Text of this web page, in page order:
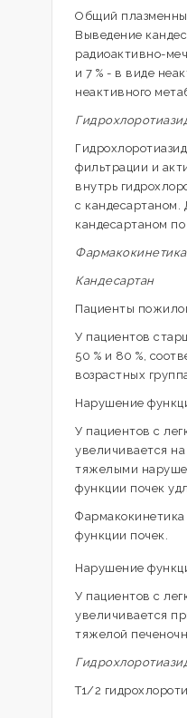
Общий
Выведение
радиоактивно-
и 7 % - в виде
неактивного
фильтрации и
внутрь
с кандесартаном.
кандесартаном
Фармакокинетика
Кандесартан
Пациенты
У пациентов
50 % и 80 %,
возрастных
Нарушение
У пациентов с
увеличивается
тяжелыми
функции почек
функции почек.
Нарушение
У пациентов с
увеличивается
тяжелой
T1/2